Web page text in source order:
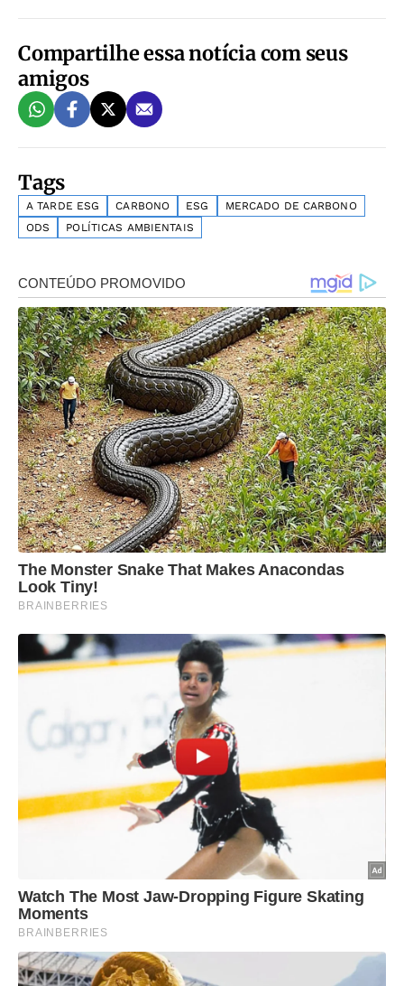
Compartilhe essa notícia com seus
amigos
Tags
A TARDE ESG CARBONO ESG
MERCADO DE CARBONO
ODS
POLÍTICAS AMBIENTAIS